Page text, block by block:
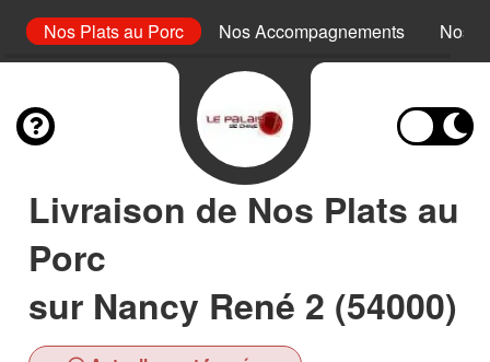
Nos Plats au Porc Nos Accompagnements Nos
Livraison de Nos Plats au
Porc
sur Nancy René 2 (54000)